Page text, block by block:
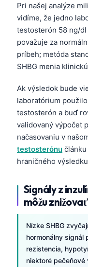
Pri našej analýze
vidíme, že jedno
testosterón 58 ng/dl
považuje za
príbeh; metóda
SHBG menia
Ak výsledok bude
laboratórium
testosterón a buď
validovaný výpočet
načasovaniu v
testosterónu
hraničného
Signály z
môžu
Nízke SHBG
hormonálny signál
rezistencia,
niektoré pečeňové